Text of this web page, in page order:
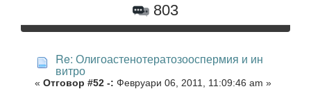
803
Re: Олигоастенотератозооспермия и ин
витро
« Отговор #52 -: Февруари 06, 2011, 11:09:46 am »